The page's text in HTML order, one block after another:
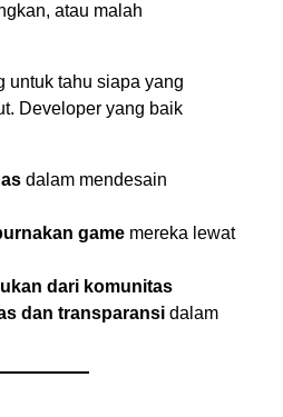
atau malah
untuk tahu siapa yang
Developer yang baik
dalam mendesain
game mereka lewat
dari komunitas
dan transparansi dalam